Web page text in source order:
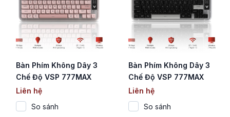
Bàn Phím Không Dây 3
Chế Độ VSP 777MAX
Pink (Membrane / 78
Phím / Màn Hình Digital
/ RGB / 4000mAh)
Liên hệ
So sánh
Bàn Phím Không Dây 3
Chế Độ VSP 777MAX
Black (Membrane / 78
Phím / Màn Hình Digital
/ RGB / 4000mAh)
Liên hệ
So sánh